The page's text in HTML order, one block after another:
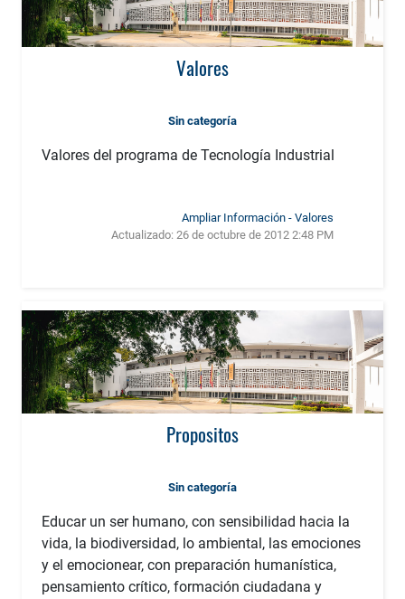
Valores
Sin categoría
Valores del programa de Tecnología Industrial
Ampliar Información - Valores
Actualizado:26 de octubre de 2012 2:48 PM
Propositos
Sin categoría
Educar un ser humano, con sensibilidad hacia la
vida, la biodiversidad, lo ambiental, las emociones
y el emocionear, con preparación humanística,
pensamiento crítico, formación ciudadana y